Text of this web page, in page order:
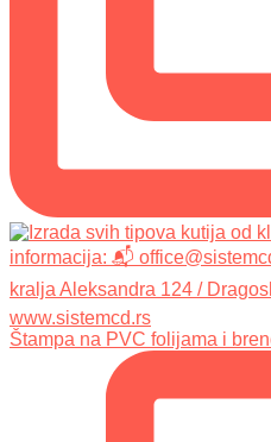
Štampa na PVC folijama i